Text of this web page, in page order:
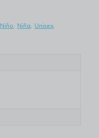
Niño Niña
Unisex